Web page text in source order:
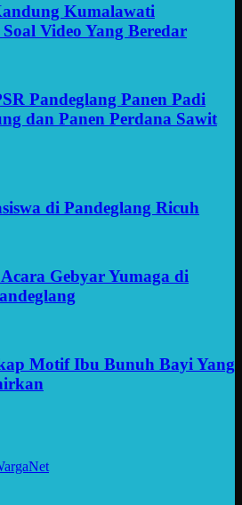
Kumalawati
Video Yang Beredar
Pandeglang Panen Padi
dan Panen Perdana Sawit
di Pandeglang Ricuh
Gebyar Yumaga di
Motif Ibu Bunuh Bayi Yang